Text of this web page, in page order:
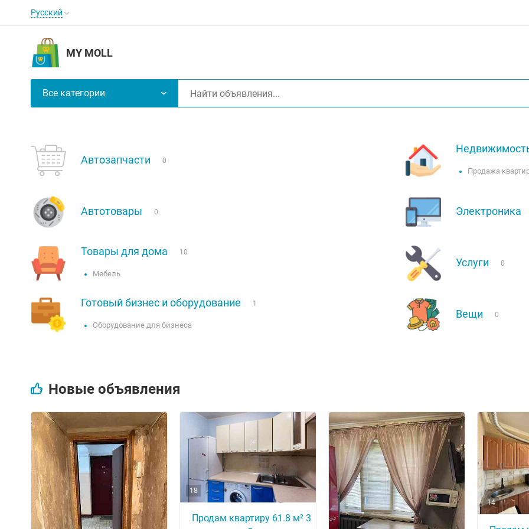
Русский
MY MOLL
Все категории
Автозапчасти 0
Продажа
Автотовары 0 Электроника
Товары для дома 10
Мебель
Услуги 0
Готовый бизнес и оборудование 1
Оборудование для бизнеса
Вещи 0
Новые объявления
18
Продам квартиру 61.8 м² 3
14